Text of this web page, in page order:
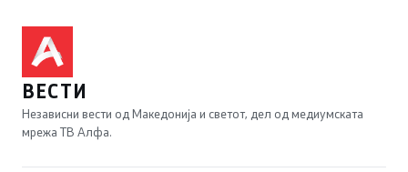
ВЕСТИ
Независни вести од Македонија и светот, дел од медиумската
мрежа ТВ Алфа.